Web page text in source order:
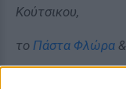
Κούτσικου,
το Πάστα Φλώρα